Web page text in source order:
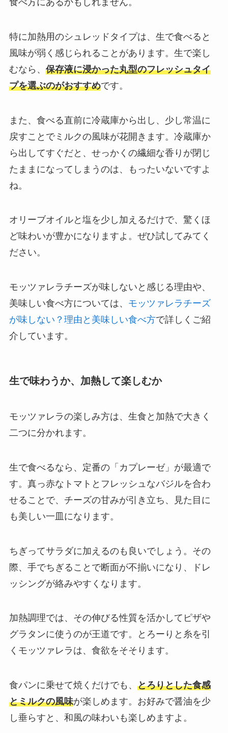
特に加熱用のシュレッドタイプは、生で食べると
風味が弱く感じられることがあります。生で楽し
むなら、 保存液に浸かった丸型のフレッシュタイ
プを選ぶのがおすすめです。
また、食べる直前に冷蔵庫から出し、少し常温に
戻すことでミルクの風味が花開きます。冷蔵庫か
ら出してすぐだと、せっかくの繊細な香りが閉じ
たままになってしまうのは、もったいないですよ
ね。
オリーブオイルと塩を少し加えるだけで、驚くほ
ど味わいが豊かになりますよ。ぜひ試してみてく
ださい。
モッツァレラチーズが味しないと感じる理由や、
美味しい食べ方については、 モッツァレラチーズ
が味しない？理由と美味しい食べ方で詳しくご紹
介しています。
生で味わうか、加熱して楽しむか
モッツァレラの楽しみ方は、生食と加熱で大きく
二つに分かれます。
生で食べるなら、定番の「カプレーゼ」が最適で
す。真っ赤なトマトとフレッシュなバジルを合わ
せることで、チーズの甘みが引き立ち、見た目に
も美しい一皿になります。
ちぎってサラダに加えるのも良いでしょう。その
際、手でちぎることで断面が不揃いになり、ドレ
ッシングが絡みやすくなります。
加熱調理では、その伸びる性質を活かしてピザや
グラタンに使うのが王道です。とろーりと糸を引
くモッツァレラは、食欲をそそります。
食パンに乗せて焼くだけでも、 とろりとした食感
とミルクの風味が楽しめます。お好みで醤油を少
し垂らすと、和風の味わいも楽しめますよ。